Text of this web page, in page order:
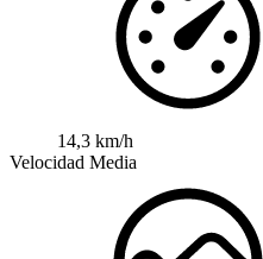
14,3 km/h
Velocidad Media